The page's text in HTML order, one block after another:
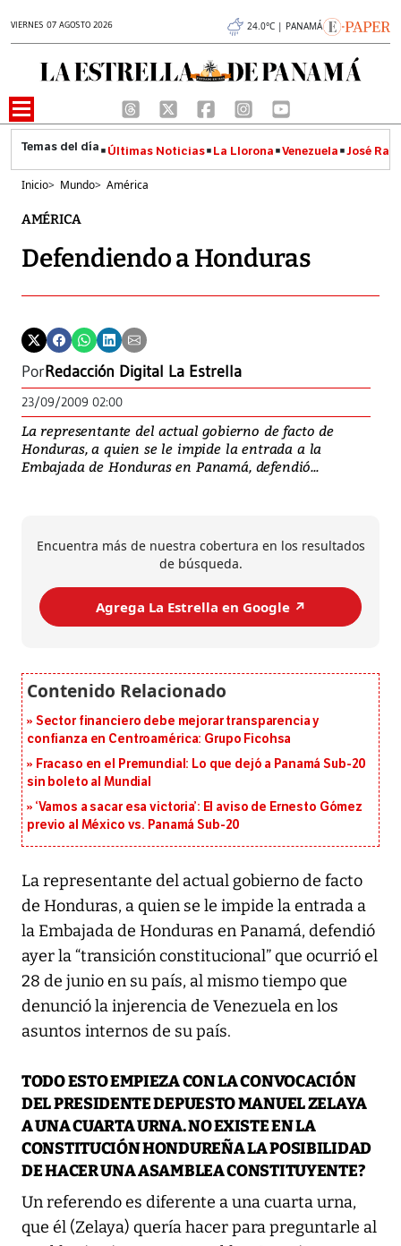
VIERNES 07 AGOSTO 2026 24.0°C | PANAMÁ
Últimas Noticias La Llorona Venezuela José
Inicio> Mundo> América
AMÉRICA
Defendiendo a Honduras
PorRedacción Digital La Estrella
23/09/2009 02:00
La representante del actual gobierno de facto de
Honduras, a quien se le impide la entrada a la
Embajada de Honduras en Panamá, defendió...
Encuentra más de nuestra cobertura en los resultados
de búsqueda.
Agrega La Estrella en Google ↗️
Sector financiero debe mejorar transparencia y
confianza en Centroamérica: Grupo Ficohsa
Fracaso en el Premundial: Lo que dejó a Panamá Sub-20
sin boleto al Mundial
‘Vamos a sacar esa victoria’: El aviso de Ernesto Gómez
previo al México vs. Panamá Sub-20
La representante del actual gobierno de facto
de Honduras, a quien se le impide la entrada a
la Embajada de Honduras en Panamá, defendió
ayer la “transición constitucional” que ocurrió el
28 de junio en su país, al mismo tiempo que
denunció la injerencia de Venezuela en los
asuntos internos de su país.
TODO ESTO EMPIEZA CON LA CONVOCACIÓN
DEL PRESIDENTE DEPUESTO MANUEL ZELAYA
A UNA CUARTA URNA. NO EXISTE EN LA
CONSTITUCIÓN HONDUREÑA LA POSIBILIDAD
DE HACER UNA ASAMBLEA CONSTITUYENTE?
Un referendo es diferente a una cuarta urna,
que él (Zelaya) quería hacer para preguntarle al